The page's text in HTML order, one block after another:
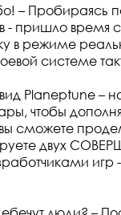
– Пробираясь
- пришло время
в режиме
системе
Planeptune –
чтобы
сможете
двух
игр